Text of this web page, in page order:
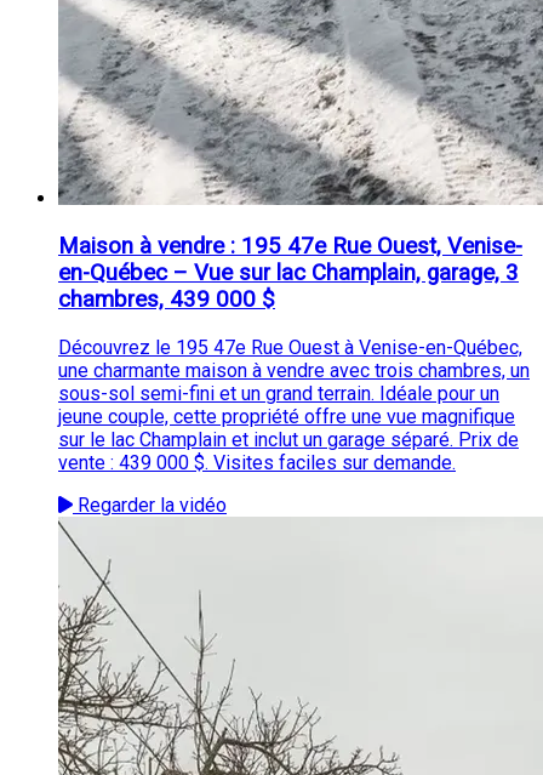
Maison à vendre : 195 47e Rue Ouest, Venise-
en-Québec – Vue sur lac Champlain, garage, 3
chambres, 439 000 $
Découvrez le 195 47e Rue Ouest à Venise-en-Québec,
une charmante maison à vendre avec trois chambres, un
sous-sol semi-fini et un grand terrain. Idéale pour un
jeune couple, cette propriété offre une vue magnifique
sur le lac Champlain et inclut un garage séparé. Prix de
vente : 439 000 $. Visites faciles sur demande.
Regarder la vidéo